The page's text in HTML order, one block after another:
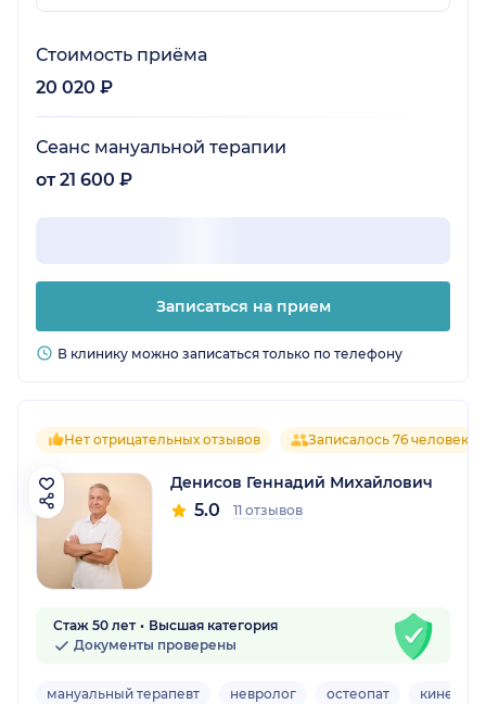
Стоимость приёма
20 020 ₽
Сеанс мануальной терапии
от 21 600 ₽
Записаться на прием
В клинику можно записаться только по телефону
Нет отрицательных отзывов Записалось 76 человек
Денисов Геннадий Михайлович
5.0 11 отзывов
Стаж 50 лет
Высшая категория
Документы проверены
мануальный терапевт невролог остеопат